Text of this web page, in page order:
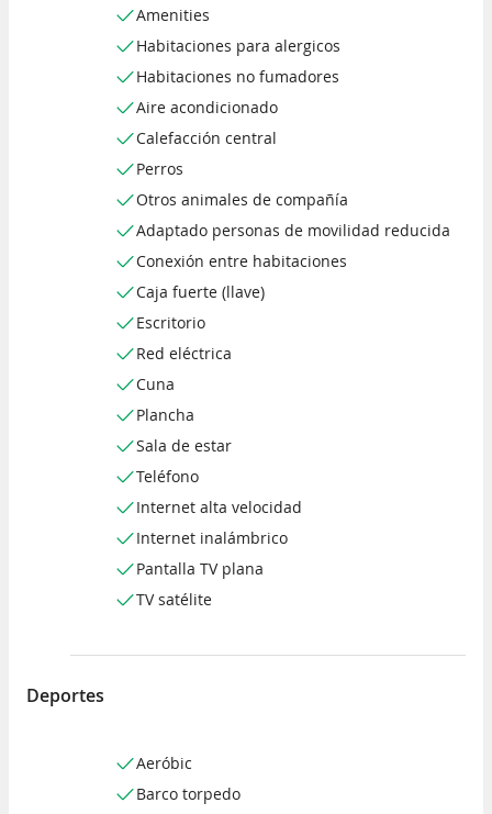
Amenities
Habitaciones para alergicos
Habitaciones no fumadores
Aire acondicionado
Calefacción central
Perros
Otros animales de compañía
Adaptado personas de movilidad reducida
Conexión entre habitaciones
Caja fuerte (llave)
Escritorio
Red eléctrica
Cuna
Plancha
Sala de estar
Teléfono
Internet alta velocidad
Internet inalámbrico
Pantalla TV plana
TV satélite
Deportes
Aeróbic
Barco torpedo